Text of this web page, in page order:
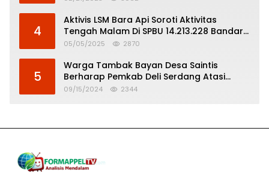
4
Aktivis LSM Bara Api Soroti Aktivitas
Tengah Malam Di SPBU 14.213.228 Bandar
Tinggi
05/05/2025 2870
5
Warga Tambak Bayan Desa Saintis
Berharap Pemkab Deli Serdang Atasi
Banjir
09/15/2024 2344